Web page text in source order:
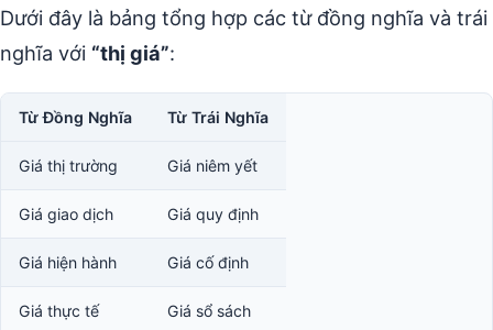
Dưới đây là bảng tổng hợp các từ đồng nghĩa và trái
nghĩa với “thị giá”:
Từ Đồng Nghĩa Từ Trái Nghĩa
Giá thị trường Giá niêm yết
Giá giao dịch Giá quy định
Giá hiện hành Giá cố định
Giá thực tế Giá sổ sách